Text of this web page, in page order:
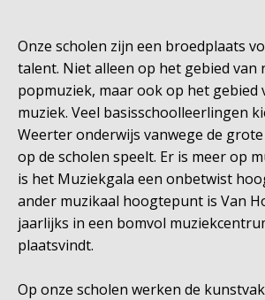
Onze scholen zijn een broedplaats
talent. Niet alleen op het gebied van
popmuziek, maar ook op het gebied
muziek. Veel basisschoolleerlingen
Weerter onderwijs vanwege de
op de scholen speelt. Er is meer op
is het Muziekgala een onbetwist
ander muzikaal hoogtepunt is Van
jaarlijks in een bomvol
plaatsvindt.
Op onze scholen werken de